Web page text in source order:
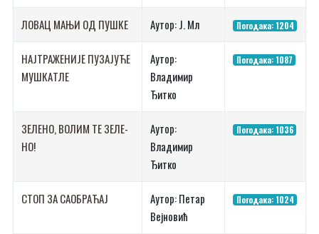
ЛО­ВАЦ МА­ЊИ ОД ПУ­ШКЕ Аутор: Ј. Мл Погодака: 1204
НАЈ­ТРА­ЖЕ­НИ­ЈЕ ПУ­ЗА­ЈУ­ЋЕ
МУ­ШКА­ТЛЕ
Аутор:
Владимир
Ђитко
Погодака: 1087
ЗЕ­ЛЕ­НО, ВО­ЛИМ ТЕ ЗЕ­ЛЕ­
НО!
Аутор:
Владимир
Ђитко
Погодака: 1036
СТОП ЗА СА­О­БРА­ЋАЈ
Аутор: Петар
Вејновић
Погодака: 1024